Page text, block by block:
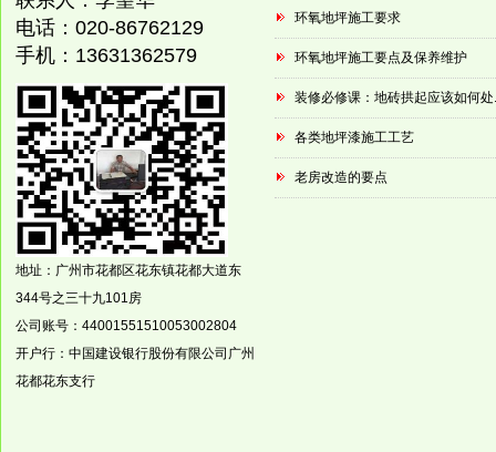
电话： 020-86762129
手机： 13631362579
地址：广州市花都区花东镇花都大道东
344号之三十九101房
公司账号： 44001551510053002804
开户行：中国建设银行股份有限公司广州
花都花东支行
环氧地坪施工要求
环氧地坪施工要点及保养维护
装修必修课：地砖拱起应该如何处
各类地坪漆施工工艺
老房改造的要点